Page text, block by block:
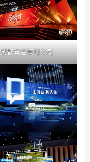
成都年会策划公司